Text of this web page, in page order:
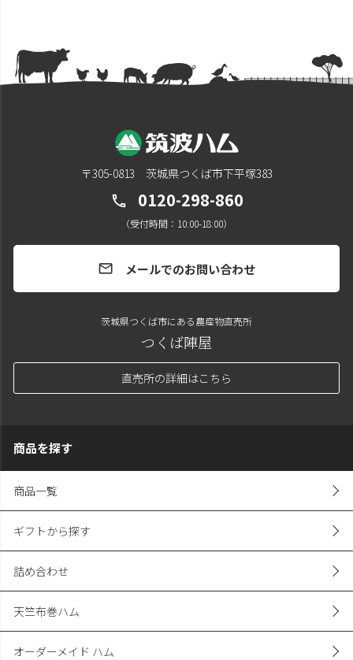
〒305-0813 茨城県つくば市下平塚383
call 0120-298-860
（受付時間：10:00-18:00）
mail メールでのお問い合わせ
茨城県つくば市にある農産物直売所
つくば陣屋
直売所の詳細はこちら
商品を探す
商品一覧
ギフトから探す
詰め合わせ
天竺布巻ハム
オーダーメイド ハム